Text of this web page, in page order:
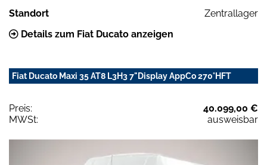
Standort
Zentrallager
Details zum Fiat Ducato anzeigen
Fiat Ducato Maxi 35 AT8 L3H3 7"Display AppCo 270°HFT
Preis:
40.099,00 €
MWSt:
ausweisbar